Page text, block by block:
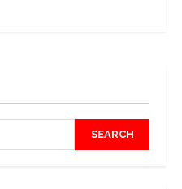
SEARCH